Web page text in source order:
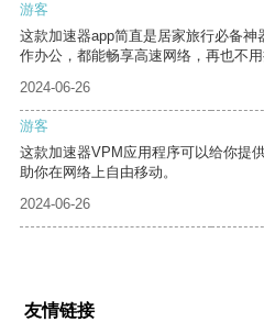
游客
这款加速器app简直是居家旅行必备
作办公，都能畅享高速网络，再也不用
2024-06-26
游客
这款加速器VPM应用程序可以给你提
助你在网络上自由移动。
2024-06-26
友情链接